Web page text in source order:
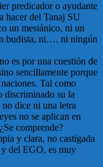
predicador o ayudante
hacer del Tanaj SU
un mesiánico, ni un
budista, ni…. ni ningún
es por una cuestión de
sencillamente porque
Tal como
discriminado su la
dice ni una letra
no se aplican en
comprende?
y clara, no castigada
del EGO, es muy